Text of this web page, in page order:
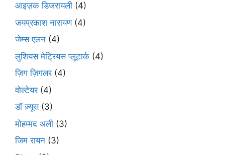
आइज़क डिजरायली (4)
जयप्रकाश नारायण(4)
जेम्स एलन (4)
लुशियस मेट्रियस प्लूटार्क (4)
ज़िग ज़िगलर(4)
वोल्टेयर(4)
डॉ ज़्यूस(3)
मोहम्मद अली (3)
जिम रायन (3)